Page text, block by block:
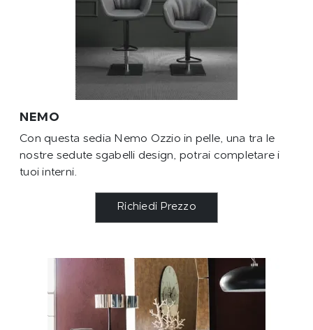
NEMO
Con questa sedia Nemo Ozzio in pelle, una tra le
nostre sedute sgabelli design, potrai completare i
tuoi interni.
Richiedi Prezzo